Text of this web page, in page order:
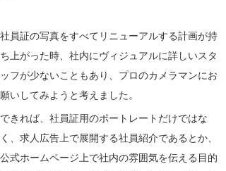
社員証の写真をすべてリニューアルする計画が持
ち上がった時、社内にヴィジュアルに詳しいスタ
ッフが少ないこともあり、プロのカメラマンにお
願いしてみようと考えました。
できれば、社員証用のポートレートだけではな
く、求人広告上で展開する社員紹介であるとか、
公式ホームページ上で社内の雰囲気を伝える目的